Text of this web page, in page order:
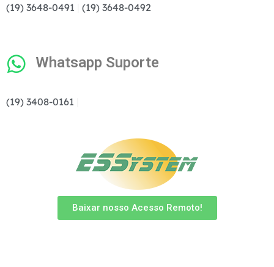
(19) 3648-0491 (19) 3648-0492
Whatsapp Suporte
(19) 3408-0161
Baixar nosso Acesso Remoto!